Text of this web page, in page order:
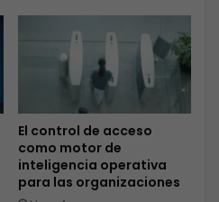
El control de acceso
como motor de
inteligencia operativa
para las organizaciones